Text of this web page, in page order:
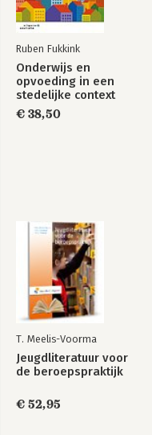
Ruben Fukkink
Onderwijs en
opvoeding in een
stedelijke context
€ 38,50
T. Meelis-Voorma
Jeugdliteratuur voor
de beroepspraktijk
€ 52,95